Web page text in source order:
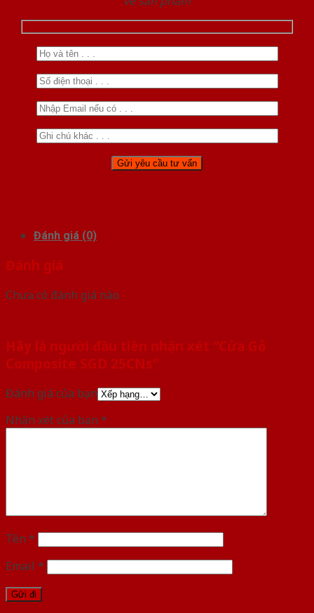
Đánh giá (0)
Đánh giá
Chưa có đánh giá nào.
Hãy là người đầu tiên nhận xét “Cửa Gỗ
Composite SGD 25CNs”
Đánh giá của bạn
Nhận xét của bạn *
Tên *
Email *